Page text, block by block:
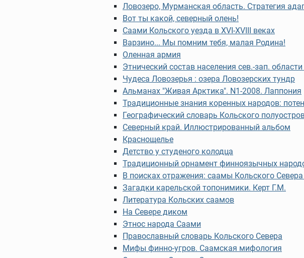
Ловозеро, Мурманская область. Стратегия
Вот ты какой, северный олень!
Саами Кольского уезда в XVI-XVIII веках
Варзино... Мы помним тебя, малая Родина!
Оленная армия
Этнический состав населения сев.-зап.
Чудеса Ловозерья : озера Ловозерских тундр
Альманах "Живая Арктика". N1-2008. Лаппония
Традиционные знания коренных народов:
Географический словарь Кольского
Северный край. Иллюстрированный альбом
Краснощелье
Детство у студеного колодца
Традиционный орнамент финноязычных
В поисках отражения: саамы Кольского
Загадки карельской топонимики. Керт Г.М.
Литература Кольских саамов
На Севере диком
Этнос народа Саами
Православный словарь Кольского Севера
Мифы финно-угров. Саамская мифология